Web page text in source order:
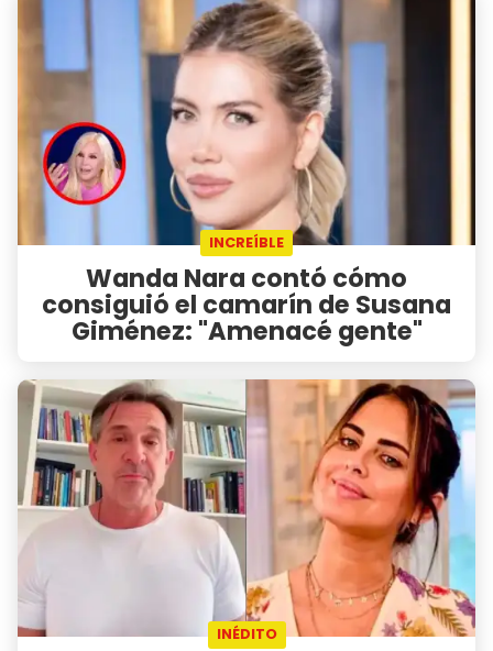
INCREÍBLE
Wanda Nara contó cómo
consiguió el camarín de Susana
Giménez: "Amenacé gente"
INÉDITO